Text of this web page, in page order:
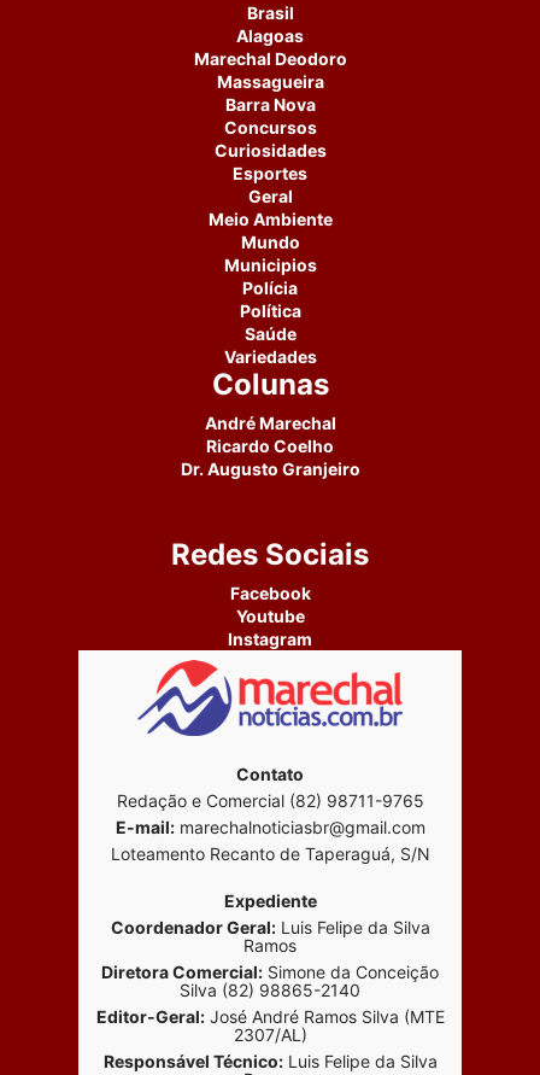
Brasil
Alagoas
Marechal Deodoro
Massagueira
Barra Nova
Concursos
Curiosidades
Esportes
Geral
Meio Ambiente
Mundo
Municipios
Polícia
Política
Saúde
Variedades
Colunas
André Marechal
Ricardo Coelho
Dr. Augusto Granjeiro
Redes Sociais
Facebook
Youtube
Instagram
Contato
Redação e Comercial (82) 98711-9765
E-mail:marechalnoticiasbr@gmail.com
Loteamento Recanto de Taperaguá, S/N
Expediente
Coordenador Geral:Luis Felipe da Silva
Ramos
Diretora Comercial: Simone da Conceição
Silva (82) 98865-2140
Editor-Geral:José André Ramos Silva (MTE
2307/AL)
Responsável Técnico:Luis Felipe da Silva